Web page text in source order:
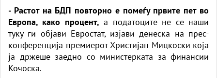
- Растот на БДП повторно е помеѓу првите пет во
Европа, како процент, а податоците не се наши
туку ги објави Евростат, изјави денеска на прес-
конференција премиерот Христијан Мицкоски која
ја држеше заедно со министерката за финансии
Кочоска.